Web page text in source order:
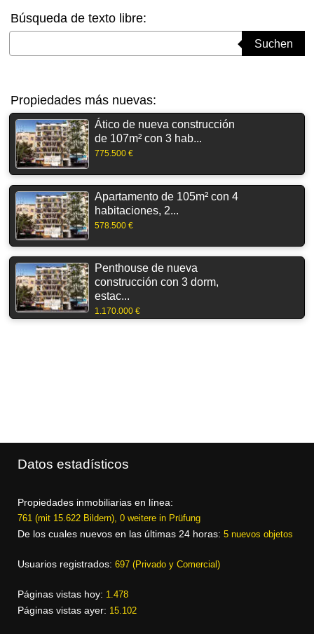
Búsqueda de texto libre:
Suchen
Propiedades más nuevas:
Ático de nueva construcción
de 107m² con 3 hab...
775.500 €
Apartamento de 105m² con 4
habitaciones, 2...
578.500 €
Penthouse de nueva
construcción con 3 dorm,
estac...
1.170.000 €
Datos estadísticos
Propiedades inmobiliarias en línea:
761 (mit 15.622 Bildern), 0 weitere in Prüfung
De los cuales nuevos en las últimas 24 horas: 5 nuevos objetos
Usuarios registrados: 697 (Privado y Comercial)
Páginas vistas hoy: 1.478
Páginas vistas ayer: 15.102